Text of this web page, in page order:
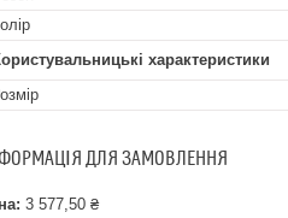
характеристики
ДЛЯ ЗАМОВЛЕННЯ
3 577,50 ₴